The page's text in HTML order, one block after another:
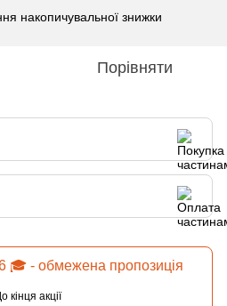
накопичувальної знижки
Порівняти
🎓 - обмежена пропозиція
кінця акції